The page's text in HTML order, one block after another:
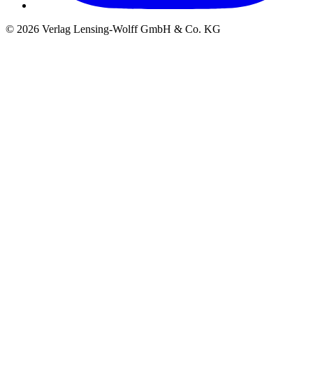
© 2026 Verlag Lensing-Wolff GmbH & Co. KG